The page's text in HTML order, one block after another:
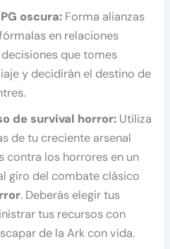
oscura:Forma alianzas
en relaciones
que tomes
y decidirán el destino de
de survival horror:Utiliza
de tu creciente arsenal
contra los horrores en un
giro del combate clásico
. Deberás elegir tus
tus recursos con
de la Ark con vida.